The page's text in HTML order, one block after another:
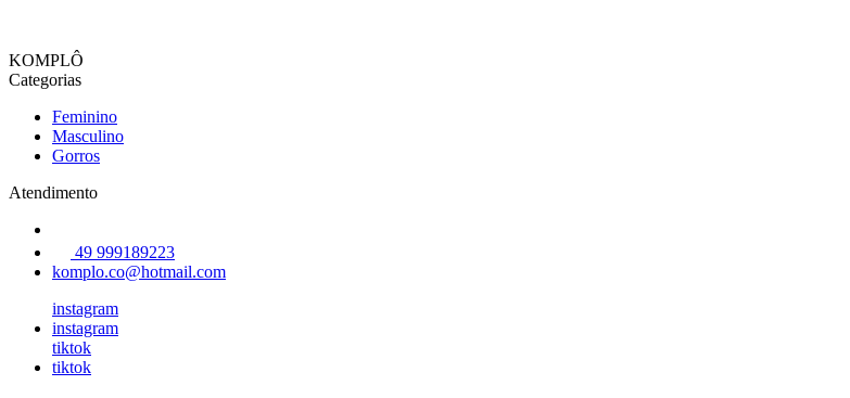
KOMPLÔ
Categorias
Feminino
Masculino
Gorros
Atendimento
49 999189223
komplo.co@hotmail.com
instagram
instagram
tiktok
tiktok